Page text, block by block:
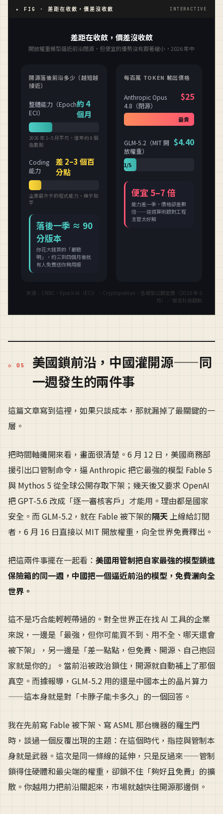
▸ FIG · 差距在收斂，價差沒收斂 INTERACTIVE
美國鎖前沿，中國灌開源——同
一週發生的兩件事
這篇文章寫到這裡，如果只談成本，那就漏掉了最關鍵的一
層。
把時間軸攤開來看，畫面很清楚。6 月 12 日，美國商務部
援引出口管制命令，逼 Anthropic 把它最強的模型 Fable 5
與 Mythos 5 從全球公開存取下架；幾天後又要求 OpenAI
把 GPT-5.6 改成「逐一審核客戶」才能用。理由都是國家
安全。而 GLM-5.2，就在 Fable 被下架的隔天上線給訂閱
者，6 月 16 日直接以 MIT 開放權重，向全世界免費釋出。
把這兩件事擺在一起看： 美國用管制把自家最強的模型鎖進
保險箱的同一週，中國把一個逼近前沿的模型，免費灑向全
世界。
這不是巧合能輕輕帶過的。對全世界正在找 AI 工具的企業
來說，一邊是「最強，但你可能買不到、用不全、哪天還會
被下架」，另一邊是「差一點點，但免費、開源、自己抱回
家就是你的」。當前沿被政治鎖住，開源就自動補上了那個
真空。而據報導，GLM-5.2 用的還是中國本土的晶片算力
——這本身就是對「卡脖子能卡多久」的一個回答。
我在先前寫 Fable 被下架、寫 ASML 那台機器的羅生門
時，談過一個反覆出現的主題：在這個時代，指控與管制本
身就是武器。這次是同一條線的延伸，只是反過來——管制
鎖得住硬體和最尖端的權重，卻鎖不住「夠好且免費」的擴
散。你越用力把前沿關起來，市場就越快往開源那邊倒。